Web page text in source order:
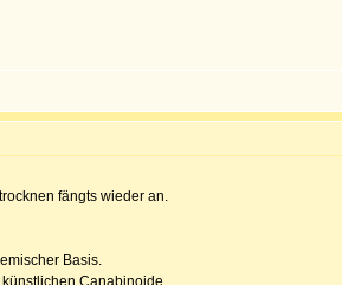
fängts wieder an.
Basis.
Canabinoide.